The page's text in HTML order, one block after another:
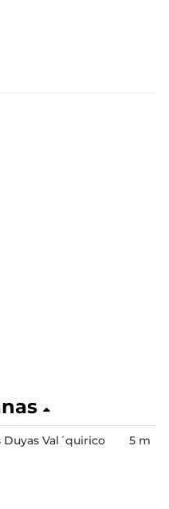
Duyas Val´quirico 5 m